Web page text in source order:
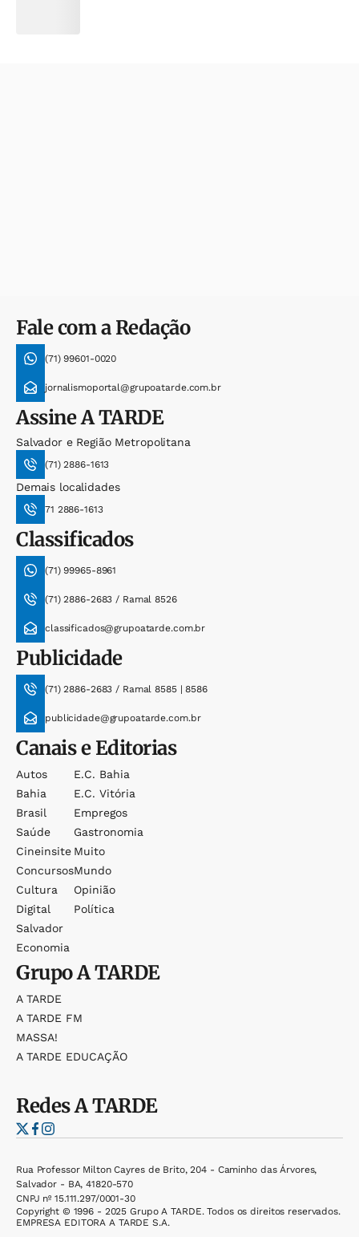
Fale com a Redação
(71) 99601-0020
jornalismoportal@grupoatarde.com.br
AssineA TARDE
Salvador e Região Metropolitana
(71) 2886-1613
Demais localidades
71 2886-1613
Classificados
(71) 99965-8961
(71) 2886-2683 / Ramal 8526
classificados@grupoatarde.com.br
Publicidade
(71) 2886-2683 / Ramal 8585 | 8586
publicidade@grupoatarde.com.br
Canais e Editorias
Autos
Bahia
Brasil
Saúde
Cineinsite
Concursos
Cultura
Digital
Salvador
Economia
E.c. Bahia
E.c. Vitória
Empregos
Gastronomia
Muito
Mundo
Opinião
Política
GrupoA TARDE
A TARDE
A TARDE FM
MASSA!
A TARDE EDUCAÇÃO
RedesA TARDE
Rua Professor Milton Cayres de Brito, 204 - Caminho das Árvores,
Salvador - BA, 41820-570
CNPJ nº 15.111.297/0001-30
Copyright © 1996 - 2025 Grupo A TARDE. Todos os direitos reservados.
EMPRESA EDITORA A TARDE S.A.